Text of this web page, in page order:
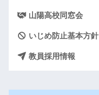
山陽高校同窓会
いじめ防止基本方針
教員採用情報